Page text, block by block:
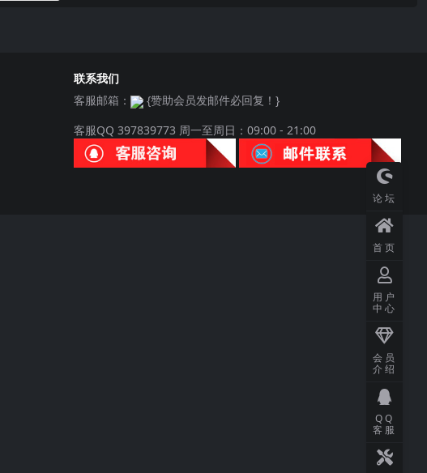
联系我们
客服邮箱：
{赞助会员发邮件必回复！}
客服QQ 397839773 周一至周日：09:00 - 21:00
论坛
首页
用户
中心
会员
介绍
QQ
客服